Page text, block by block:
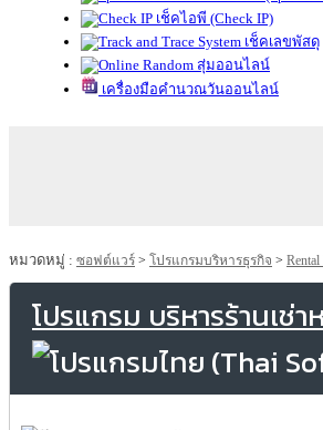
เช็คไอพี (Check IP)
เช็คเลขพัสดุ
สุ่มออนไลน์
เครื่องมือคำนวณวันออนไลน์
หมวดหมู่ : ซอฟต์แวร์ > โปรแกรมบริหารธุรกิจ > Rental
โปรแกรม บริหารร้านเช่